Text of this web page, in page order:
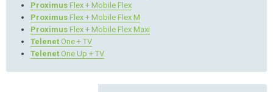
Proximus Flex + Mobile Flex
Proximus Flex + Mobile Flex M
Proximus Flex + Mobile Flex Maxi
Telenet One + TV
Telenet One Up + TV